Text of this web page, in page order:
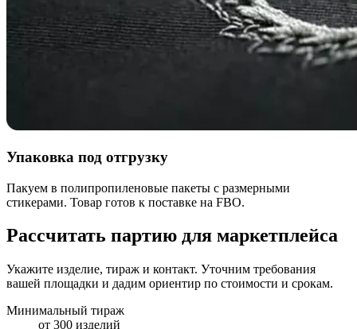
Упаковка под отгрузку
Пакуем в полипропиленовые пакеты с размерными
стикерами. Товар готов к поставке на FBO.
Рассчитать партию для маркетплейса
Укажите изделие, тираж и контакт. Уточним требования
вашей площадки и дадим ориентир по стоимости и срокам.
Минимальный тираж
от 300 изделий